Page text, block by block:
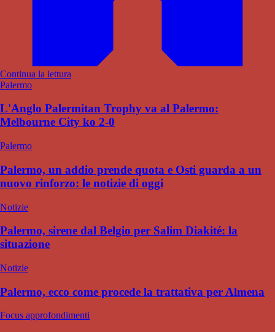
Continua la lettura
Palermo
L'Anglo Palermitan Trophy va al Palermo:
Melbourne City ko 2-0
Palermo
Palermo, un addio prende quota e Osti guarda a un
nuovo rinforzo: le notizie di oggi
Notizie
Palermo, sirene dal Belgio per Salim Diakité: la
situazione
Notizie
Palermo, ecco come procede la trattativa per Almena
Focus approfondimenti